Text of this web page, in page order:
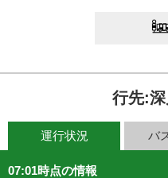
行先:
運行状況 バ
07:01時点の情報